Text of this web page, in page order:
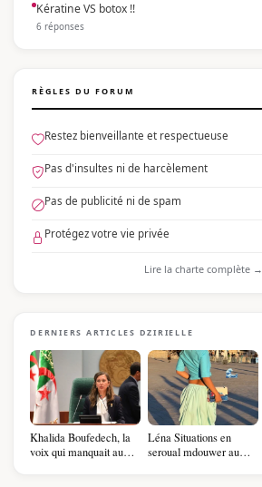
Kératine VS botox !!
6 réponses
RÈGLES DU FORUM
Restez bienveillante et respectueuse
Pas d'insultes ni de harcèlement
Pas de publicité ni de spam
Protégez votre vie privée
Lire la charte complète →
DERNIERS ARTICLES DZIRIELLE
Khalida Boufedech, la
voix qui manquait au
Léna Situations en
seroual mdouwer au